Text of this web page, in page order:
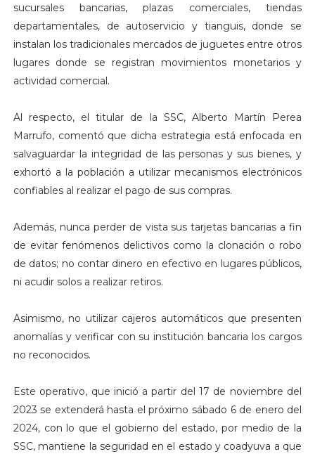
sucursales bancarias, plazas comerciales, tiendas
departamentales, de autoservicio y tianguis, donde se
instalan los tradicionales mercados de juguetes entre otros
lugares donde se registran movimientos monetarios y
actividad comercial.
Al respecto, el titular de la SSC, Alberto Martín Perea
Marrufo, comentó que dicha estrategia está enfocada en
salvaguardar la integridad de las personas y sus bienes, y
exhortó a la población a utilizar mecanismos electrónicos
confiables al realizar el pago de sus compras.
Además, nunca perder de vista sus tarjetas bancarias a fin
de evitar fenómenos delictivos como la clonación o robo
de datos; no contar dinero en efectivo en lugares públicos,
ni acudir solos a realizar retiros.
Asimismo, no utilizar cajeros automáticos que presenten
anomalías y verificar con su institución bancaria los cargos
no reconocidos.
Este operativo, que inició a partir del 17 de noviembre del
2023 se extenderá hasta el próximo sábado 6 de enero del
2024, con lo que el gobierno del estado, por medio de la
SSC, mantiene la seguridad en el estado y coadyuva a que